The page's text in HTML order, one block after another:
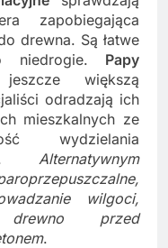
zapobiegająca
drewna. Są łatwe
niedrogie. Papy
większą
odradzają ich
mieszkalnych ze
wydzielania
Alternatywnym
wilgoci,
drewno przed
.